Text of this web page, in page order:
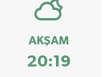
AKŞAM
20:19